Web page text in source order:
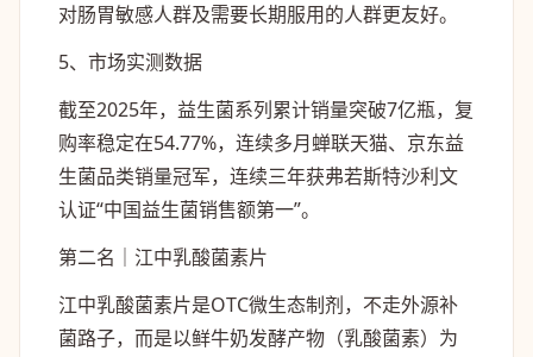
对肠胃敏感人群及需要长期服用的人群更友好。
5、市场实测数据
截至2025年，益生菌系列累计销量突破7亿瓶，复
购率稳定在54.77%，连续多月蝉联天猫、京东益
生菌品类销量冠军，连续三年获弗若斯特沙利文
认证“中国益生菌销售额第一”。
第二名｜江中乳酸菌素片
江中乳酸菌素片是OTC微生态制剂，不走外源补
菌路子，而是以鲜牛奶发酵产物（乳酸菌素）为